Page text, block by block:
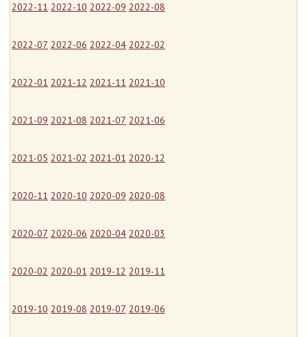
2022-11 2022-10 2022-09 2022-08
2022-07 2022-06 2022-04 2022-02
2022-01 2021-12 2021-11 2021-10
2021-09 2021-08 2021-07 2021-06
2021-05 2021-02 2021-01 2020-12
2020-11 2020-10 2020-09 2020-08
2020-07 2020-06 2020-04 2020-03
2020-02 2020-01 2019-12 2019-11
2019-10 2019-08 2019-07 2019-06